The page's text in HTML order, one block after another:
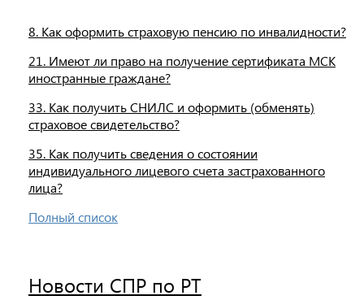
8. Как оформить страховую пенсию по инвалидности?
21. Имеют ли право на получение сертификата МСК
иностранные граждане?
33. Как получить СНИЛС и оформить (обменять)
страховое свидетельство?
35. Как получить сведения о состоянии
индивидуального лицевого счета застрахованного
лица?
Полный список
Новости СПР по РТ